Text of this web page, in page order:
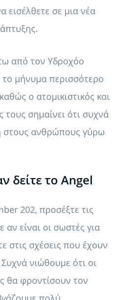
εισέλθετε σε μια νέα
από τον Υδροχόο
μήνυμα περισσότερο
ο ατομικιστικός και
σημαίνει ότι συχνά
στους ανθρώπους γύρω
δείτε το Angel
202, προσέξτε τις
αν είναι οι σωστές για
στις σχέσεις που έχουν
νιώθουμε ότι οι
θα φροντίσουν τον